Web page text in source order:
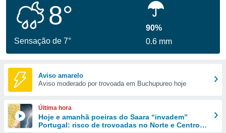
fornecidas
a este
das
e
forma
digital
8°
Sensação de 7°
90%
0.6 mm
Aviso amarelo
Aviso moderado por trovoada em Buchupureo hoje
Última hora
Hoje e amanhã poeiras do Saara “invadem”
Portugal: risco de trovoadas no Norte e Centro